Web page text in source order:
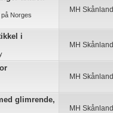
Norges
MH Skånland
i
MH Skånland
MH Skånland
glimrende,
MH Skånland